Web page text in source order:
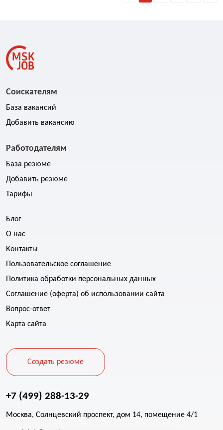
Соискателям
База вакансий
Добавить вакансию
Работодателям
База резюме
Добавить резюме
Тарифы
Блог
О нас
Контакты
Пользовательское соглашение
Политика обработки персональных данных
Соглашение (оферта) об использовании сайта
Вопрос-ответ
Карта сайта
Создать резюме
+7 (499) 288-13-29
Москва, Солнцевский проспект, дом 14, помещение 4/1